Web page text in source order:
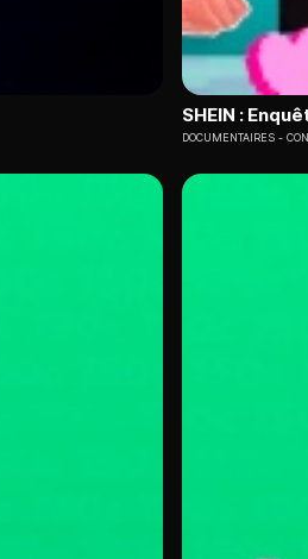
SHEIN :
DOCUMENTAIRES